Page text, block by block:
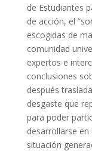
de Estudiantes
de acción, el
escogidas de
comunidad
expertos e
conclusiones
después
desgaste que
para poder
desarrollarse en
situación